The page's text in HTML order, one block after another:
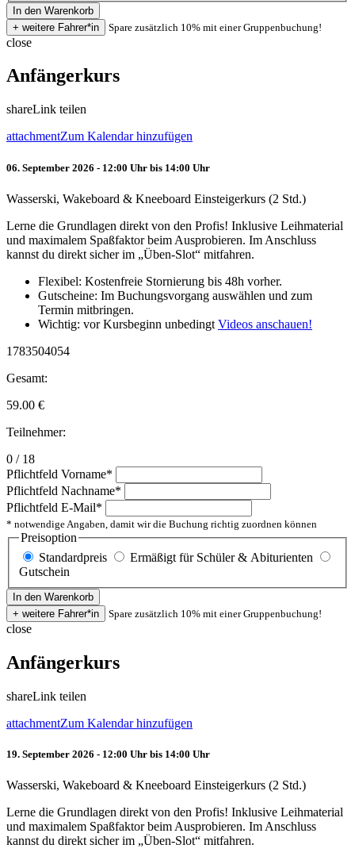
Spare zusätzlich 10% mit einer Gruppenbuchung!
close
Anfängerkurs
shareLink teilen
attachmentZum Kalendar hinzufügen
06. September 2026 - 12:00 Uhr bis 14:00 Uhr
Wasserski, Wakeboard & Kneeboard Einsteigerkurs (2 Std.)
Lerne die Grundlagen direkt von den Profis! Inklusive Leihmaterial
und maximalem Spaßfaktor beim Ausprobieren. Im Anschluss
kannst du direkt sicher im „Üben-Slot“ mitfahren.
Flexibel: Kostenfreie Stornierung bis 48h vorher.
Gutscheine: Im Buchungsvorgang auswählen und zum
Termin mitbringen.
Wichtig: vor Kursbeginn unbedingt Videos anschauen!
1783504054
Gesamt:
59.00 €
Teilnehmer:
0 / 18
Pflichtfeld Vorname*
Pflichtfeld Nachname*
Pflichtfeld E-Mail*
* notwendige Angaben, damit wir die Buchung richtig zuordnen können
Preisoption
Standardpreis
Ermäßigt für Schüler & Abiturienten
Gutschein
Spare zusätzlich 10% mit einer Gruppenbuchung!
close
Anfängerkurs
shareLink teilen
attachmentZum Kalendar hinzufügen
19. September 2026 - 12:00 Uhr bis 14:00 Uhr
Wasserski, Wakeboard & Kneeboard Einsteigerkurs (2 Std.)
Lerne die Grundlagen direkt von den Profis! Inklusive Leihmaterial
und maximalem Spaßfaktor beim Ausprobieren. Im Anschluss
kannst du direkt sicher im „Üben-Slot“ mitfahren.